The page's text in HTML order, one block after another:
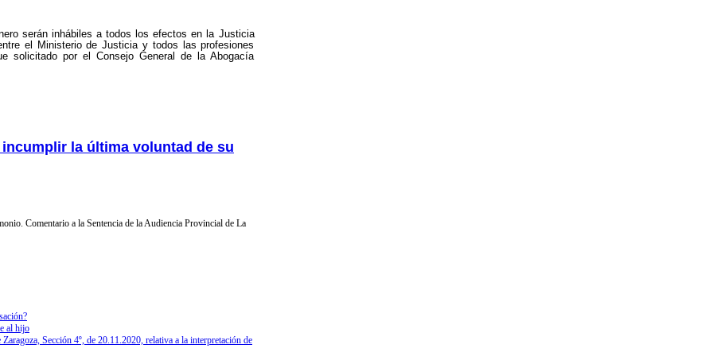
serán inhábiles a todos los efectos en la Justicia
el Ministerio de Justicia y todos las profesiones
solicitado por el Consejo General de la Abogacía
la última voluntad de su
Comentario a la Sentencia de la Audiencia Provincial de La
al hijo
Sección 4º, de 20.11.2020, relativa a la interpretación de